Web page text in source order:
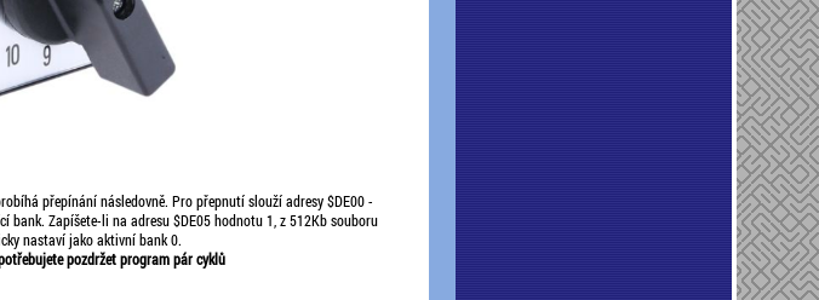
přepínání následovně. Pro přepnutí slouží adresy $DE00 -
Zapíšete-li na adresu $DE05 hodnotu 1, z 512Kb souboru
nastaví jako aktivní bank 0.
pozdržet program pár cyklů